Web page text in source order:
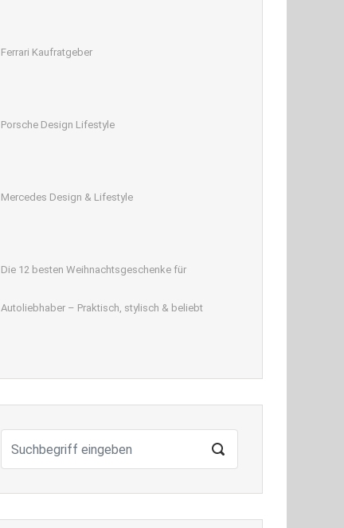
Ferrari Kaufratgeber
Porsche Design Lifestyle
Mercedes Design & Lifestyle
Die 12 besten Weihnachtsgeschenke für
Autoliebhaber – Praktisch, stylisch & beliebt